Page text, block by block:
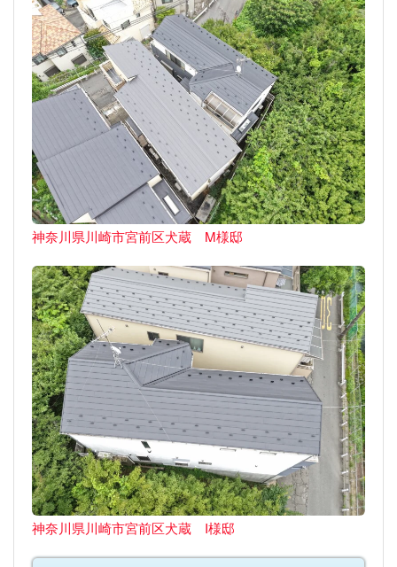
神奈川県川崎市宮前区犬蔵 M様邸
神奈川県川崎市宮前区犬蔵 I様邸